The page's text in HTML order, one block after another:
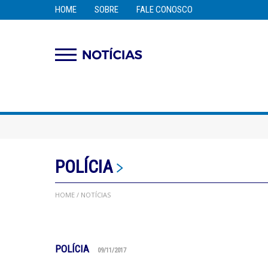
HOME SOBRE FALE CONOSCO
POLÍCIA
HOME / NOTÍCIAS
POLÍCIA 09/11/2017